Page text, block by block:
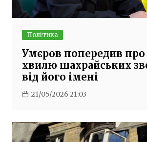
Політика
Умєров попередив
хвилю шахрайських
від його імені
21/05/2026 21:03